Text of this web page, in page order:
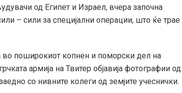
од Египет и Израел, вчера започна
– сили за специјални операции, што ќе трае
поширокиот копнен и поморски дел на
армија на Твитер објавија фотографии од
со нивните колеги од земјите учеснички.